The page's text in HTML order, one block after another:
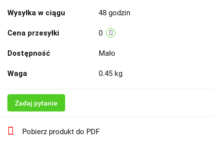
Wysyłka w ciągu 48 godzin
Cena przesyłki 0
Dostępność Mało
Waga 0.45 kg
Zadaj pytanie
Pobierz produkt do PDF